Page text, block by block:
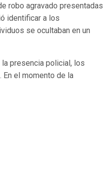
robo agravado presentadas
identificar a los
se ocultaban en un
presencia policial, los
el momento de la